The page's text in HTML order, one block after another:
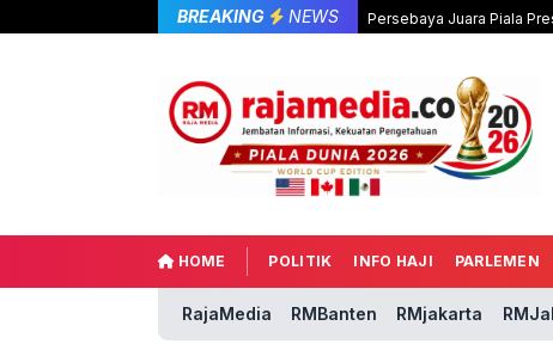
BREAKING NEWS Persebaya Juara Piala
HOME POLITIK INFO HAJI PARLEMEN
RajaMedia RMBanten RMjakarta